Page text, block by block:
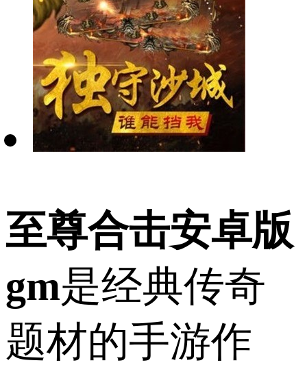
至尊合击安卓版
gm是经典传奇
题材的手游作